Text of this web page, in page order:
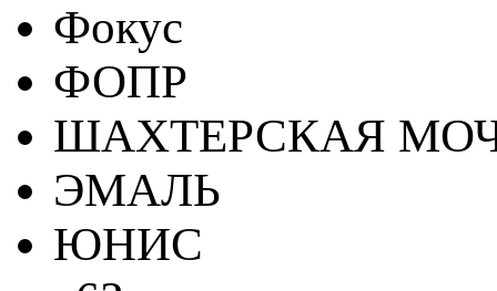
Фокус
ФОПР
ШАХТЕРСКАЯ
ЭМАЛЬ
ЮНИС